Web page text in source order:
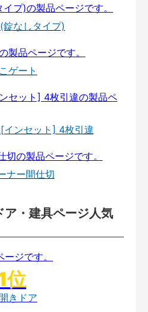
錠なしタイプ)
ゲート
インセット] 4枚引違
ナー間仕切
ア・建具ページ人気
きドア